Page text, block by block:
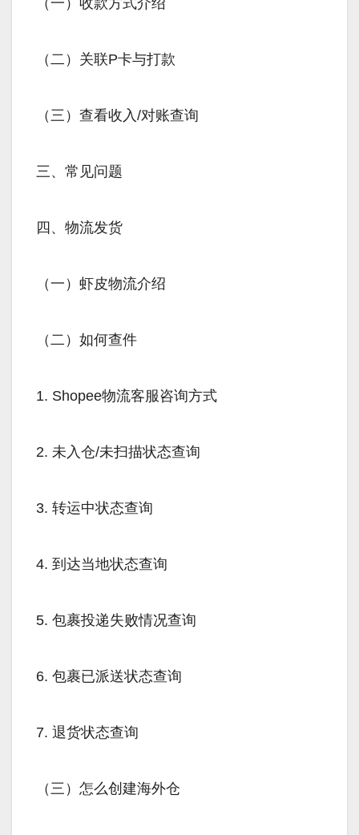
（一）收款方式介绍
（二）关联P卡与打款
（三）查看收入/对账查询
三、常见问题
四、物流发货
（一）虾皮物流介绍
（二）如何查件
1. Shopee物流客服咨询方式
2. 未入仓/未扫描状态查询
3. 转运中状态查询
4. 到达当地状态查询
5. 包裹投递失败情况查询
6. 包裹已派送状态查询
7. 退货状态查询
（三）怎么创建海外仓